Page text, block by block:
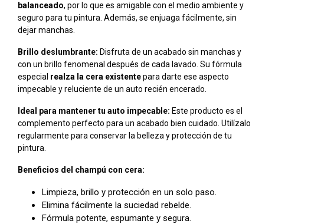
balanceado, por lo que es amigable con el medio ambiente y
seguro para tu pintura. Además, se enjuaga fácilmente, sin
dejar manchas.
Brillo deslumbrante: Disfruta de un acabado sin manchas y
con un brillo fenomenal después de cada lavado. Su fórmula
especial realza la cera existentepara darte ese aspecto
impecable y reluciente de un auto recién encerado.
Ideal para mantener tu auto impecable: Este producto es el
complemento perfecto para un acabado bien cuidado. Utilízalo
regularmente para conservar la belleza y protección de tu
pintura.
Beneficios del champú con cera:
Limpieza, brillo y protección en un solo paso.
Elimina fácilmente la suciedad rebelde.
Fórmula potente, espumante y segura.